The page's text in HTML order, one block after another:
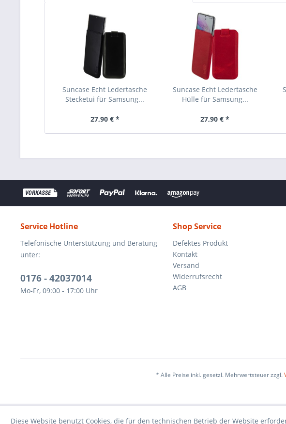
Suncase Echt Ledertasche
Stecketui für Samsung...
27,90 € *
Suncase Echt Ledertasche
Hülle für Samsung...
27,90 € *
Service Hotline
Telefonische Unterstützung und Beratung
unter:
0176 - 42037014
Mo-Fr, 09:00 - 17:00 Uhr
Shop Service
Defektes Produkt
Kontakt
Versand
Widerrufsrecht
AGB
* Alle Preise inkl. gesetzl. Mehrwertsteuer zzgl.
Diese Website benutzt Cookies, die für den technischen Betrieb der Website